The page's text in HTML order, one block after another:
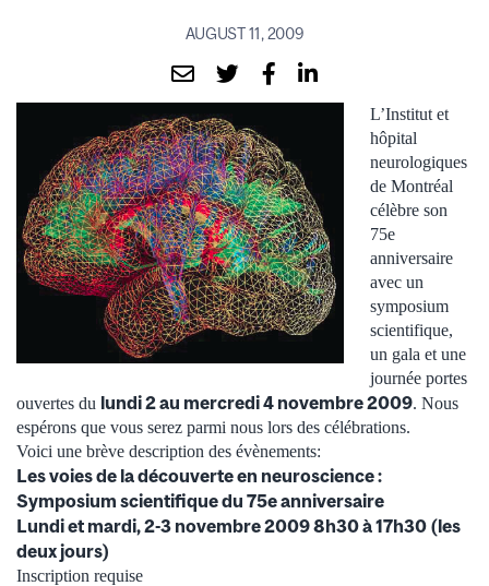
AUGUST 11, 2009
L’Institut et
hôpital
neurologiques
de Montréal
célèbre son
75e
anniversaire
avec un
symposium
scientifique,
un gala et une
journée portes
ouvertes du lundi 2 au mercredi 4 novembre 2009. Nous
espérons que vous serez parmi nous lors des célébrations.
Voici une brève description des évènements:
Les voies de la découverte en neuroscience :
Symposium scientifique du 75e anniversaire
Lundi et mardi, 2-3 novembre 2009 8h30 à 17h30 (les
deux jours)
Inscription requise